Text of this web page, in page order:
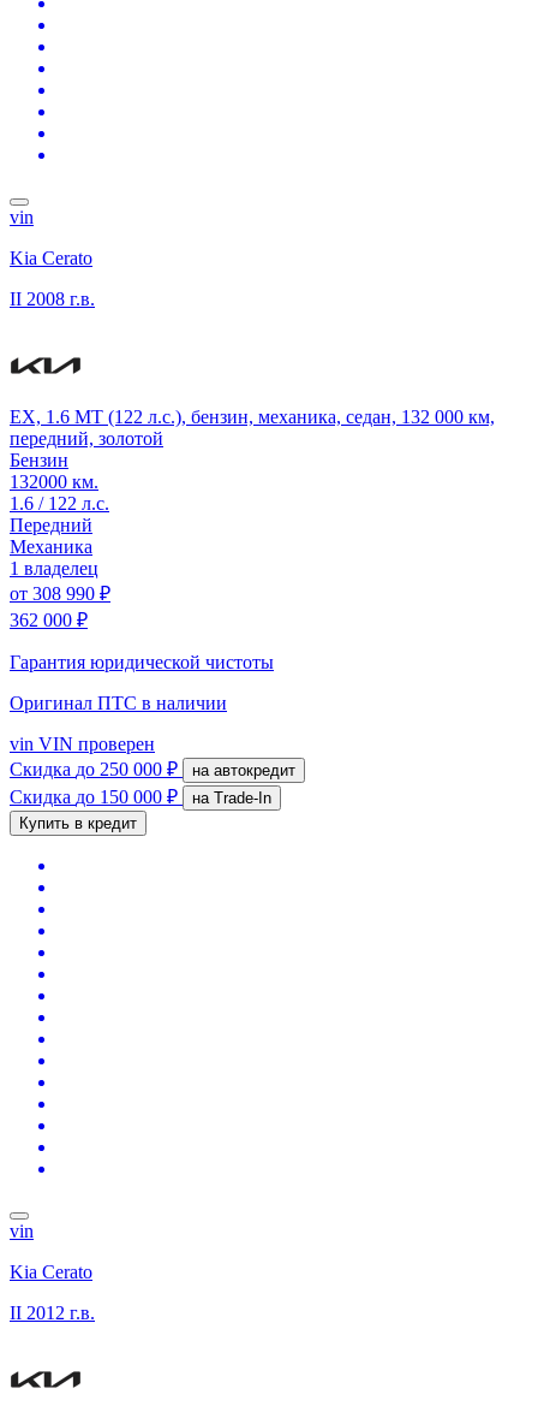
vin
Kia Cerato
II 2008 г.в.
EX, 1.6 MT (122 л.с.), бензин, механика, седан, 132 000 км,
передний, золотой
Бензин
132000 км.
1.6 / 122 л.с.
Передний
Механика
1 владелец
от 308 990 ₽
362 000 ₽
Гарантия юридической чистоты
Оригинал ПТС в наличии
vin VIN проверен
Скидка до 250 000 ₽ на автокредит
Скидка до 150 000 ₽
на Trade-In
Купить в кредит
vin
Kia Cerato
II 2012 г.в.